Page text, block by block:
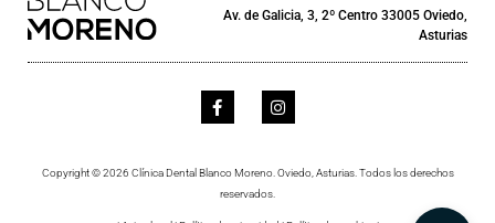
Av. de Galicia, 3, 2º Centro 33005 Oviedo,
Asturias
Copyright © 2026 Clínica Dental Blanco Moreno. Oviedo, Asturias. Todos los derechos
reservados.